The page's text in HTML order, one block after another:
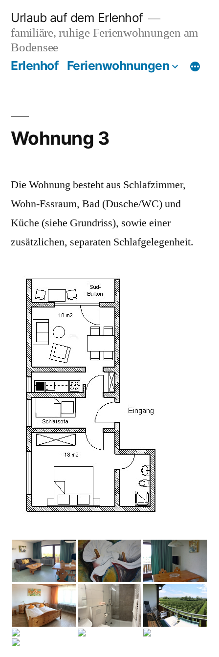
Inhalt
springen
Urlaub auf dem Erlenhof
familiäre, ruhige Ferienwohnungen am
Bodensee
Erlenhof Ferienwohnungen
Wohnung 3
Die Wohnung besteht aus Schlafzimmer,
Wohn-Essraum, Bad (Dusche/WC) und
Küche (siehe Grundriss), sowie einer
zusätzlichen, separaten Schlafgelegenheit.